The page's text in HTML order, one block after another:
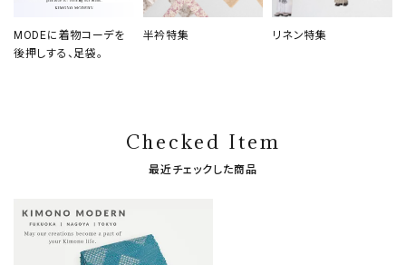
MODEに着物コーデを
後押しする、足袋。
半衿特集 リネン特集
Checked Item
最近チェックした商品